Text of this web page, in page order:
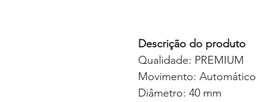
Descrição do produto
Qualidade: PREMIUM
Movimento: Automático
Diâmetro: 40 mm